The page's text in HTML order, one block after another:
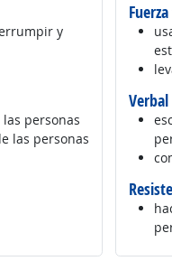
y
personas
las personas
Verbal